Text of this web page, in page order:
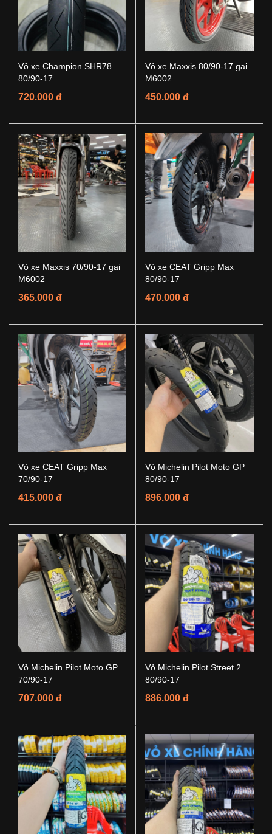
Vỏ xe Champion SHR78
80/90-17
720.000 đ
Vỏ xe Maxxis 80/90-17 gai
M6002
450.000 đ
Vỏ xe Maxxis 70/90-17 gai
M6002
365.000 đ
Vỏ xe CEAT Gripp Max
80/90-17
470.000 đ
Vỏ xe CEAT Gripp Max
70/90-17
415.000 đ
Vỏ Michelin Pilot Moto GP
80/90-17
896.000 đ
Vỏ Michelin Pilot Moto GP
70/90-17
707.000 đ
Vỏ Michelin Pilot Street 2
80/90-17
886.000 đ